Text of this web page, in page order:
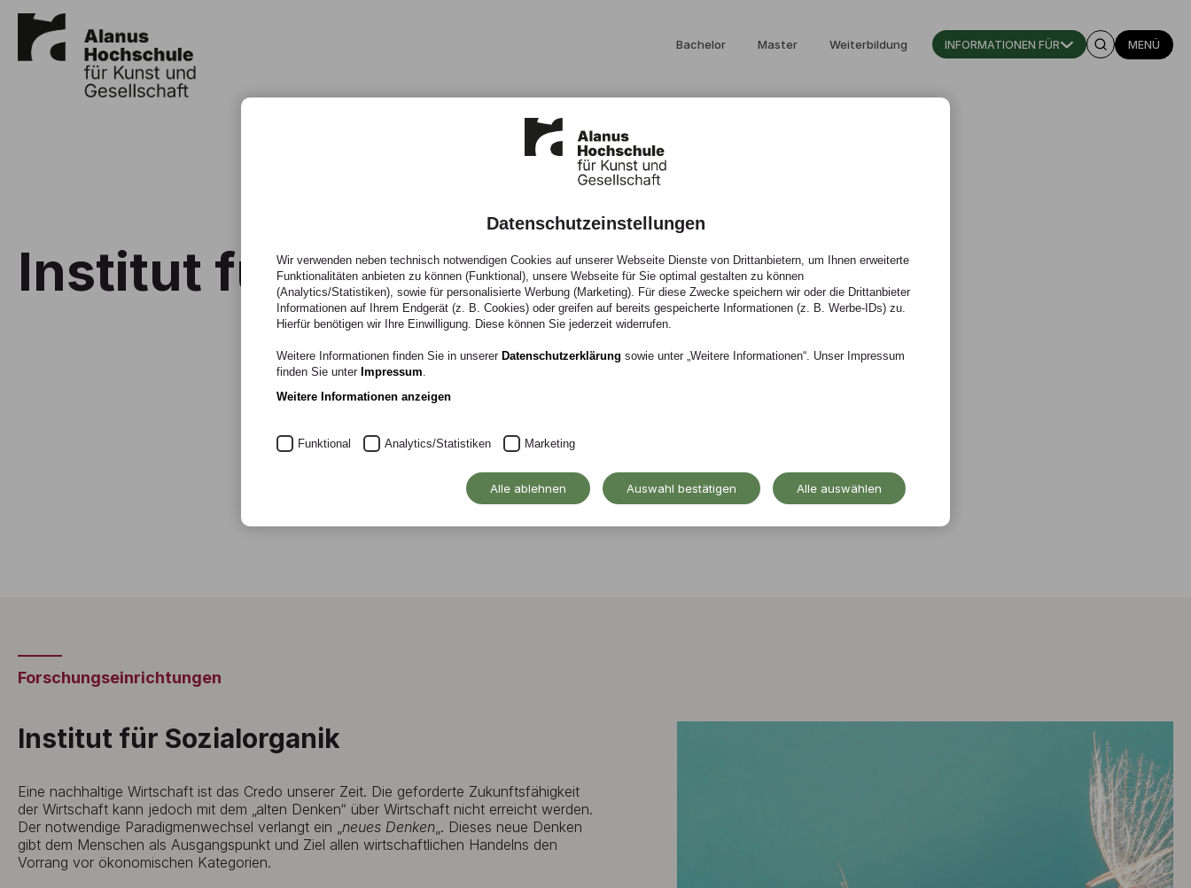
Bachelor Master Weiterbildung INFORMATIONEN FÜR MENÜ
Institut für Sozialorganik
Forschungseinrichtungen
Institut für Sozialorganik
Eine nachhaltige Wirtschaft ist das Credo unserer Zeit. Die geforderte Zukunftsfähigkeit
der Wirtschaft kann jedoch mit dem „alten Denken“ über Wirtschaft nicht erreicht werden.
Der notwendige Paradigmenwechsel verlangt ein „neues Denken„. Dieses neue Denken
gibt dem Menschen als Ausgangspunkt und Ziel allen wirtschaftlichen Handelns den
Vorrang vor ökonomischen Kategorien.
Datenschutzeinstellungen
Wir verwenden neben technisch notwendigen Cookies auf unserer Webseite Dienste von Drittanbietern, um Ihnen erweiterte
Funktionalitäten anbieten zu können (Funktional), unsere Webseite für Sie optimal gestalten zu können
(Analytics/Statistiken), sowie für personalisierte Werbung (Marketing). Für diese Zwecke speichern wir oder die Drittanbieter
Informationen auf Ihrem Endgerät (z. B. Cookies) oder greifen auf bereits gespeicherte Informationen (z. B. Werbe-IDs) zu.
Hierfür benötigen wir Ihre Einwilligung. Diese können Sie jederzeit widerrufen.
Weitere Informationen finden Sie in unserer Datenschutzerklärung sowie unter „Weitere Informationen“. Unser Impressum
finden Sie unter Impressum.
Weitere Informationen anzeigen
Funktional Analytics/Statistiken Marketing
Alle ablehnen Auswahl bestätigen Alle auswählen